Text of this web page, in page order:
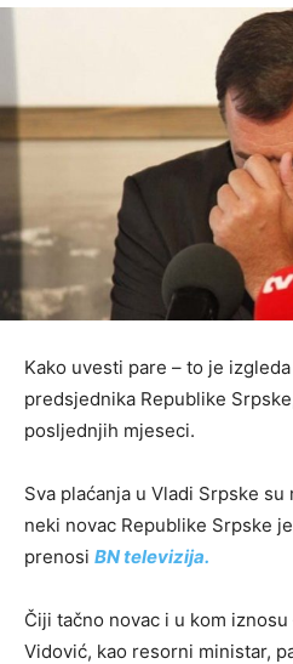
Kako uvesti pare – to je
predsjednika Republike
posljednjih mjeseci.
Sva plaćanja u Vladi Srpske
neki novac Republike Srpske
prenosi BN televizija.
Čiji tačno novac i u kom
Vidović, kao resorni ministar,